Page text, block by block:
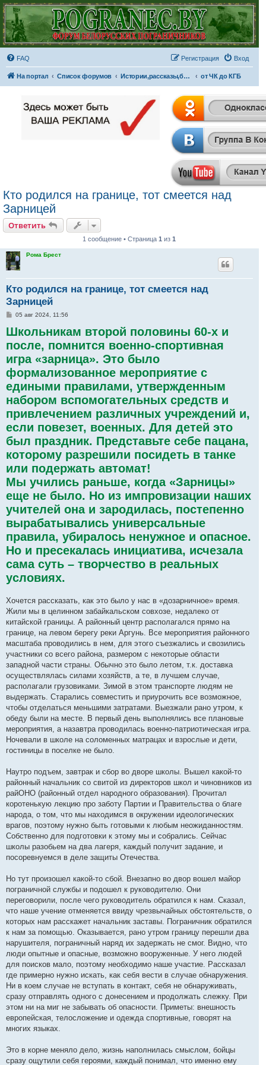
FAQ Вход
Регистрация
На портал Список форумов Истории,рассказы,байки,фильмы... от ЧК до КГБ
Кто родился на границе, тот смеется над
Зарницей
Ответить
1 сообщение • Страница1 из1
Рома Брест
Кто родился на границе, тот смеется над
Зарницей
С
о
б
щ
е
н
и
е
05 авг 2024, 11:56
Школьникам второй половины 60-х и
после, помнится военно-спортивная
игра «зарница». Это было
формализованное мероприятие с
едиными правилами, утвержденным
набором вспомогательных средств и
привлечением различных учреждений и,
если повезет, военных. Для детей это
был праздник. Представьте себе пацана,
которому разрешили посидеть в танке
или подержать автомат!
Мы учились раньше, когда «Зарницы»
еще не было. Но из импровизации наших
учителей она и зародилась, постепенно
вырабатывались универсальные
правила, убиралось ненужное и опасное.
Но и пресекалась инициатива, исчезала
сама суть – творчество в реальных
условиях.
Хочется рассказать, как это было у нас в «дозарничное» время.
Жили мы в целинном забайкальском совхозе, недалеко от
китайской границы. А районный центр располагался прямо на
границе, на левом берегу реки Аргунь. Все мероприятия районного
масштаба проводились в нем, для этого съезжались и свозились
участники со всего района, размером с некоторые области
западной части страны. Обычно это было летом, т.к. доставка
осуществлялась силами хозяйств, а те, в лучшем случае,
располагали грузовиками. Зимой в этом транспорте людям не
выдержать. Старались совместить и приурочить все возможное,
чтобы отделаться меньшими затратами. Выезжали рано утром, к
обеду были на месте. В первый день выполнялись все плановые
мероприятия, а назавтра проводилась военно-патриотическая игра.
Ночевали в школе на соломенных матрацах и взрослые и дети,
гостиницы в поселке не было.
Наутро подъем, завтрак и сбор во дворе школы. Вышел какой-то
районный начальник со свитой из директоров школ и чиновников из
райОНО (районный отдел народного образования). Прочитал
коротенькую лекцию про заботу Партии и Правительства о благе
народа, о том, что мы находимся в окружении идеологических
врагов, поэтому нужно быть готовыми к любым неожиданностям.
Собственно для подготовки к этому мы и собрались. Сейчас
школы разобьем на два лагеря, каждый получит задание, и
посоревнуемся в деле защиты Отечества.
Но тут произошел какой-то сбой. Внезапно во двор вошел майор
пограничной службы и подошел к руководителю. Они
переговорили, после чего руководитель обратился к нам. Сказал,
что наше учение отменяется ввиду чрезвычайных обстоятельств, о
которых нам расскажет начальник заставы. Пограничник обратился
к нам за помощью. Оказывается, рано утром границу перешли два
нарушителя, пограничный наряд их задержать не смог. Видно, что
люди опытные и опасные, возможно вооруженные. У него людей
для поисков мало, поэтому необходимо наше участие. Рассказал
где примерно нужно искать, как себя вести в случае обнаружения.
Ни в коем случае не вступать в контакт, себя не обнаруживать,
сразу отправлять одного с донесением и продолжать слежку. При
этом ни на миг не забывать об опасности. Приметы: внешность
европейская, телосложение и одежда спортивные, говорят на
многих языках.
Это в корне меняло дело, жизнь наполнилась смыслом, бойцы
сразу ощутили себя героями, каждый понимал, что именно ему